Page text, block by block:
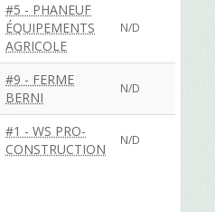
#5 - PHANEUF
ÉQUIPEMENTS
AGRICOLE
N/D
#9 - FERME
BERNI
N/D
#1 - WS PRO-
CONSTRUCTION
N/D